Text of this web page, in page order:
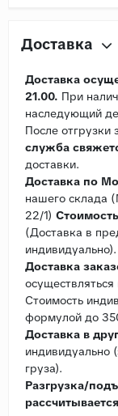
Доставка
Доставка
21.00. При
наследующий
После отгрузки
служба
доставки.
Доставка по
нашего склада
22/1)
(Доставка в
индивидуально).
Доставка
Стоимость
формулой до
Доставка в
индивидуально
груза).
Разгрузка/